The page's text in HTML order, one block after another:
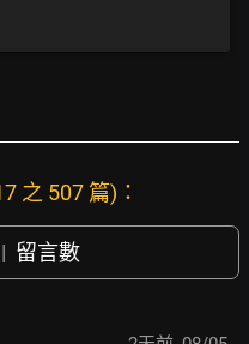
之 507 篇)：
| 留言數